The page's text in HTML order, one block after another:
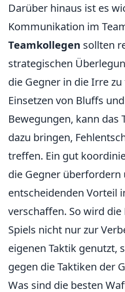
Darüber hinaus ist es
Kommunikation im
Teamkollegen sollten
strategischen
die Gegner in die Irre
Einsetzen von Bluffs
Bewegungen, kann das
dazu bringen,
treffen. Ein gut
die Gegner überfordern
entscheidenden Vorteil
verschaffen. So wird die
Spiels nicht nur zur
eigenen Taktik genutzt,
gegen die Taktiken der
Was sind die besten